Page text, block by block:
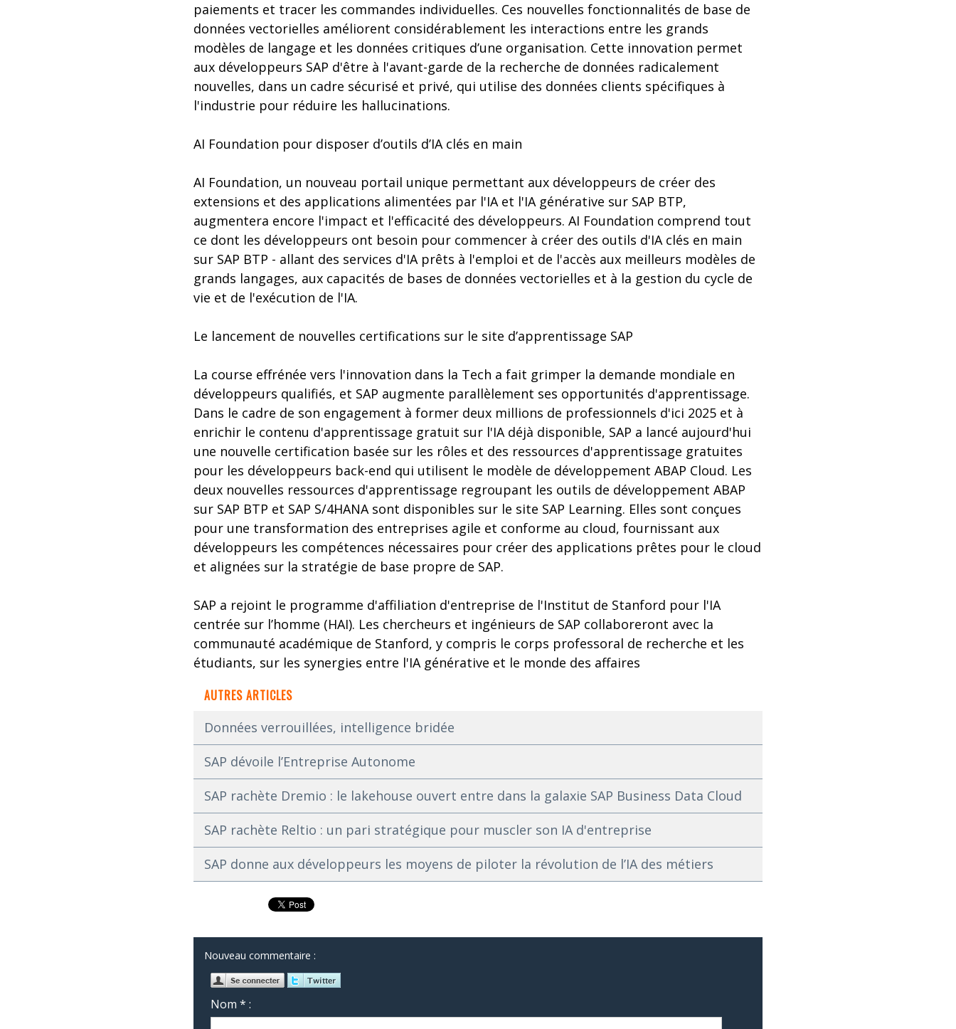
paiements et tracer les commandes individuelles. Ces nouvelles fonctionnalités de base de
données vectorielles améliorent considérablement les interactions entre les grands
modèles de langage et les données critiques d’une organisation. Cette innovation permet
aux développeurs SAP d'être à l'avant-garde de la recherche de données radicalement
nouvelles, dans un cadre sécurisé et privé, qui utilise des données clients spécifiques à
l'industrie pour réduire les hallucinations.
AI Foundation pour disposer d’outils d’IA clés en main
AI Foundation, un nouveau portail unique permettant aux développeurs de créer des
extensions et des applications alimentées par l'IA et l'IA générative sur SAP BTP,
augmentera encore l'impact et l'efficacité des développeurs. AI Foundation comprend tout
ce dont les développeurs ont besoin pour commencer à créer des outils d'IA clés en main
sur SAP BTP - allant des services d'IA prêts à l'emploi et de l'accès aux meilleurs modèles de
grands langages, aux capacités de bases de données vectorielles et à la gestion du cycle de
vie et de l'exécution de l'IA.
Le lancement de nouvelles certifications sur le site d’apprentissage SAP
La course effrénée vers l'innovation dans la Tech a fait grimper la demande mondiale en
développeurs qualifiés, et SAP augmente parallèlement ses opportunités d'apprentissage.
Dans le cadre de son engagement à former deux millions de professionnels d'ici 2025 et à
enrichir le contenu d'apprentissage gratuit sur l'IA déjà disponible, SAP a lancé aujourd'hui
une nouvelle certification basée sur les rôles et des ressources d'apprentissage gratuites
pour les développeurs back-end qui utilisent le modèle de développement ABAP Cloud. Les
deux nouvelles ressources d'apprentissage regroupant les outils de développement ABAP
sur SAP BTP et SAP S/4HANA sont disponibles sur le site SAP Learning. Elles sont conçues
pour une transformation des entreprises agile et conforme au cloud, fournissant aux
développeurs les compétences nécessaires pour créer des applications prêtes pour le cloud
et alignées sur la stratégie de base propre de SAP.
SAP a rejoint le programme d'affiliation d'entreprise de l'Institut de Stanford pour l'IA
centrée sur l’homme (HAI). Les chercheurs et ingénieurs de SAP collaboreront avec la
communauté académique de Stanford, y compris le corps professoral de recherche et les
étudiants, sur les synergies entre l'IA générative et le monde des affaires
AUTRES ARTICLES
Données verrouillées, intelligence bridée
SAP dévoile l’Entreprise Autonome
SAP rachète Dremio : le lakehouse ouvert entre dans la galaxie SAP Business Data Cloud
SAP rachète Reltio : un pari stratégique pour muscler son IA d'entreprise
SAP donne aux développeurs les moyens de piloter la révolution de l’IA des métiers
Nouveau commentaire :
Nom * :